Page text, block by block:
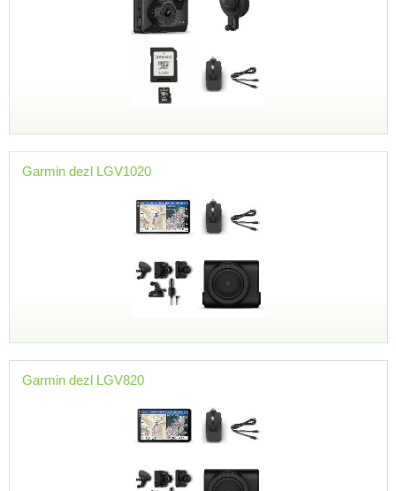
Garmin dezl LGV1020
Garmin dezl LGV820